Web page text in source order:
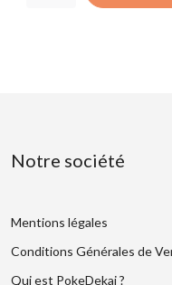
Notre société
Mentions légales
Conditions Générales de
Qui est PokeDekai ?